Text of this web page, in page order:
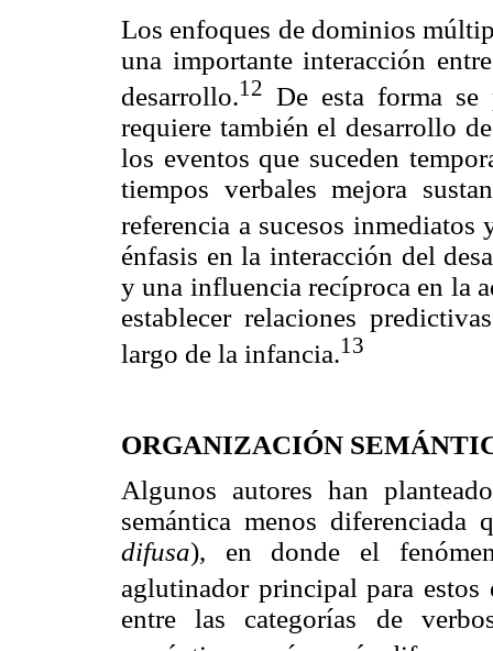
Los enfoques de dominios
una importante interacción
desarrollo.12 De esta forma se
requiere también el desarrollo
los eventos que suceden
tiempos verbales mejora
referencia a sucesos inmediatos
énfasis en la interacción del
y una influencia recíproca en la
establecer relaciones
largo de la infancia.13
ORGANIZACIÓN
Algunos autores han
semántica menos
difusa), en donde el
aglutinador principal para estos
entre las categorías de